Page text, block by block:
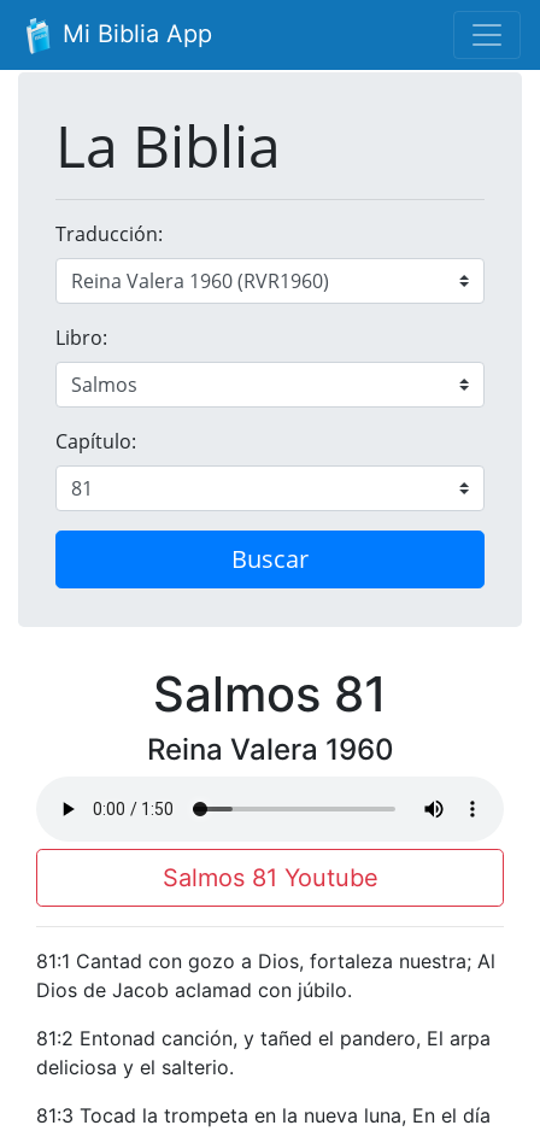
Mi Biblia App
La Biblia
Traducción:
Libro:
Capítulo:
Buscar
Salmos 81
Reina Valera 1960
Salmos 81 Youtube
81:1 Cantad con gozo a Dios, fortaleza nuestra; Al
Dios de Jacob aclamad con júbilo.
81:2 Entonad canción, y tañed el pandero, El arpa
deliciosa y el salterio.
81:3 Tocad la trompeta en la nueva luna, En el día